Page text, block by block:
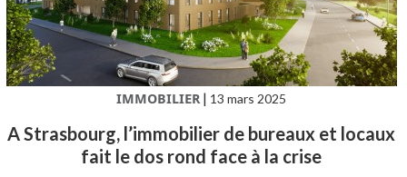
IMMOBILIER| 13 mars 2025
A Strasbourg, l’immobilier de bureaux et locaux
fait le dos rond face à la crise